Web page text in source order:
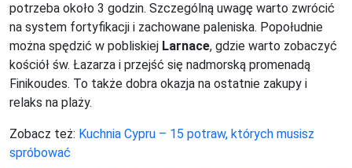
potrzeba około 3 godzin. Szczególną uwagę warto zwrócić
na system fortyfikacji i zachowane paleniska. Popołudnie
można spędzić w pobliskiej Larnace, gdzie warto zobaczyć
kościół św. Łazarza i przejść się nadmorską promenadą
Finikoudes. To także dobra okazja na ostatnie zakupy i
relaks na plaży.
Zobacz też: Kuchnia Cypru – 15 potraw, których musisz
spróbować